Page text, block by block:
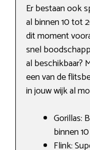
Er bestaan ook
al binnen 10 tot
dit moment
snel
al beschikbaar?
een van de
in jouw wijk al
Gorillas:
binnen
Flink: